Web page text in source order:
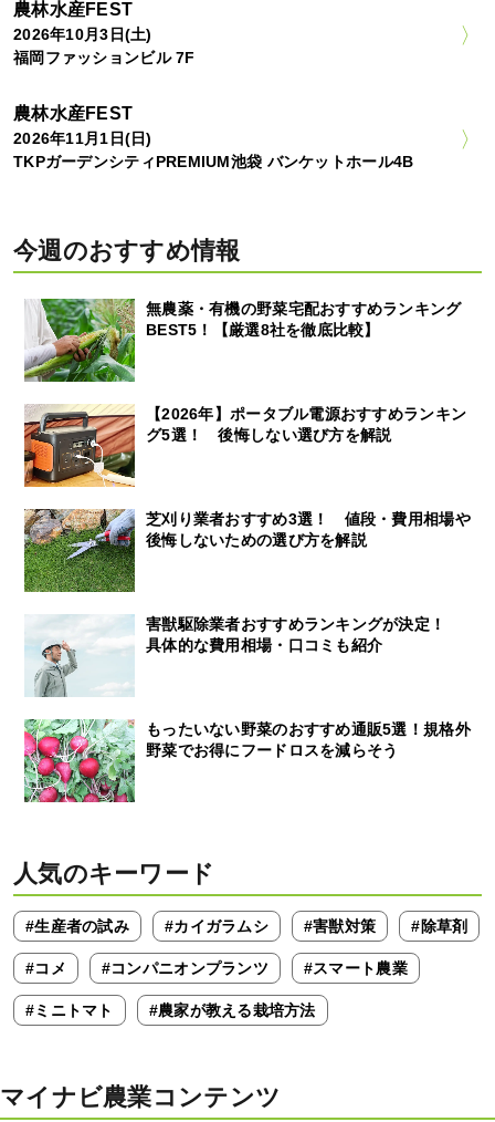
農林水産FEST
2026年10月3日(土)
福岡ファッションビル 7F
農林水産FEST
2026年11月1日(日)
TKPガーデンシティPREMIUM池袋 バンケットホール4B
今週のおすすめ情報
無農薬・有機の野菜宅配おすすめランキング
BEST5！【厳選8社を徹底比較】
【2026年】ポータブル電源おすすめランキン
グ5選！ 後悔しない選び方を解説
芝刈り業者おすすめ3選！ 値段・費用相場や
後悔しないための選び方を解説
害獣駆除業者おすすめランキングが決定！
具体的な費用相場・口コミも紹介
もったいない野菜のおすすめ通販5選！規格外
野菜でお得にフードロスを減らそう
人気のキーワード
#生産者の試み #カイガラムシ #害獣対策 #除草剤
#コメ #コンパニオンプランツ #スマート農業
#ミニトマト #農家が教える栽培方法
マイナビ農業コンテンツ